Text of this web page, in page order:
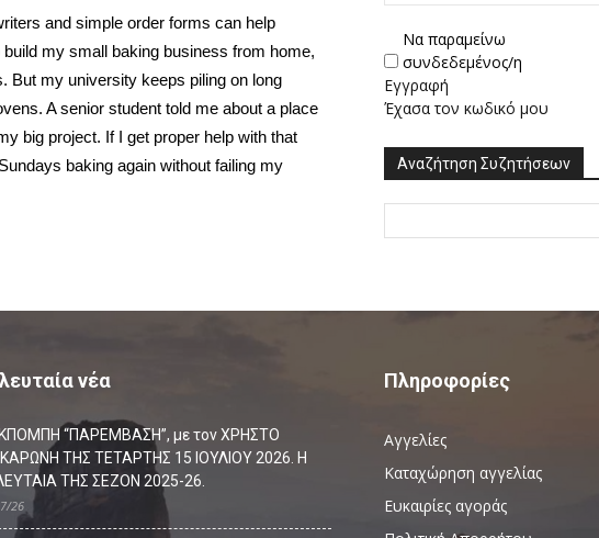
and simple order forms can help
my small baking business from home,
But my university keeps piling on long
A senior student told me about a place
big project. If I get proper help with that
baking again without failing my
Να παραμείνω
συνδεδεμένος/η
Εγγραφή
Έχασα τον κωδικό μου
Αναζήτηση Συζητήσεων
νέα
“ΠΑΡΕΜΒΑΣΗ”, με τον ΧΡΗΣΤΟ
ΤΗΣ ΤΕΤΑΡΤΗΣ 15 ΙΟΥΛΙΟΥ 2026. Η
ΤΗΣ ΣΕΖΟΝ 2025-26.
26
Πληροφορίες
Αγγελίες
Καταχώρηση αγγελίας
Ευκαιρίες αγοράς